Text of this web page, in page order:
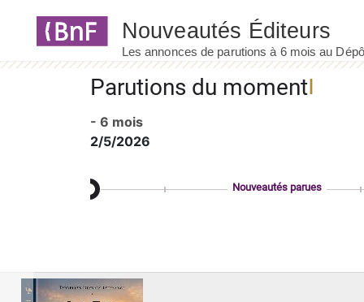
Parutions du moment
- 6 mois
2/5/2026
Nouveautés parues